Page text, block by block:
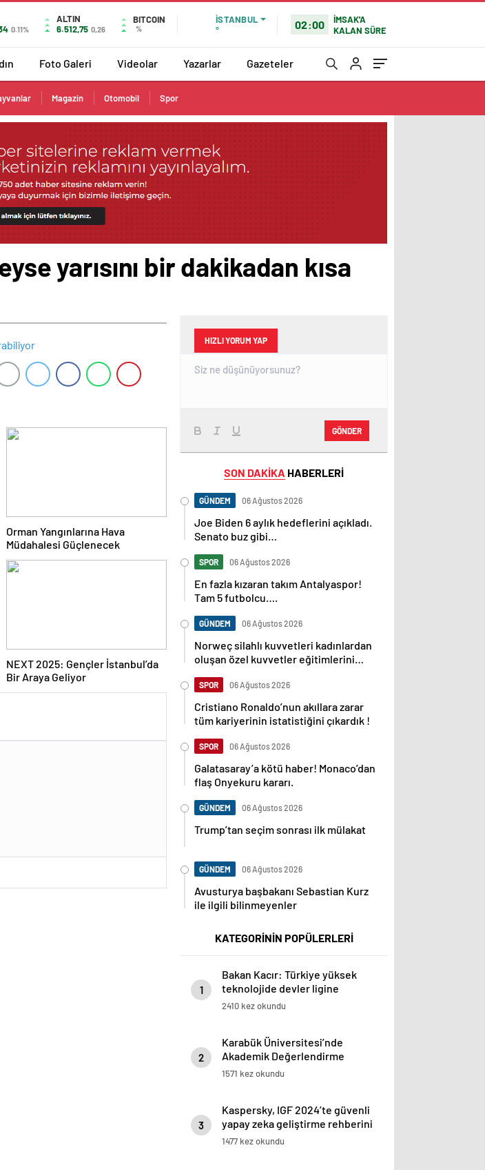
0.11%
ALTIN
6.512,75 0,26
BITCOIN
%
İSTANBUL
°
02:00
İMSAK'A
KALAN SÜRE
Foto Galeri Videolar Yazarlar Gazeteler
Magazin Otomobil Spor
yarısını bir dakikadan kısa
Orman Yangınlarına Hava
Müdahalesi Güçlenecek
NEXT 2025: Gençler İstanbul’da
Bir Araya Geliyor
HIZLI YORUM YAP
GÖNDER
SON DAKİKA HABERLERİ
GÜNDEM 06 Ağustos 2026
Joe Biden 6 aylık hedeflerini açıkladı.
Senato buz gibi…
SPOR 06 Ağustos 2026
En fazla kızaran takım Antalyaspor!
Tam 5 futbolcu….
GÜNDEM 06 Ağustos 2026
Norweç silahlı kuvvetleri kadınlardan
oluşan özel kuvvetler eğitimlerini
SPOR 06 Ağustos 2026
Cristiano Ronaldo’nun akıllara zarar
tüm kariyerinin istatistiğini çıkardık !
SPOR 06 Ağustos 2026
Galatasaray’a kötü haber! Monaco’dan
flaş Onyekuru kararı.
GÜNDEM 06 Ağustos 2026
Trump’tan seçim sonrası ilk mülakat
GÜNDEM 06 Ağustos 2026
Avusturya başbakanı Sebastian Kurz
ile ilgili bilinmeyenler
KATEGORİNİN POPÜLERLERİ
1
Bakan Kacır: Türkiye yüksek
teknolojide devler ligine
taşınacak
2410 kez okundu
2
Karabük Üniversitesi’nde
Akademik Değerlendirme
1571 kez okundu
3
Kaspersky, IGF 2024’te güvenli
yapay zeka geliştirme rehberini
tanıttı
1477 kez okundu